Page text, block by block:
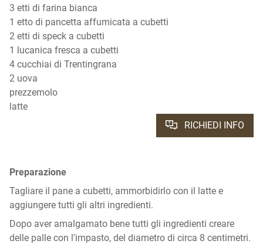
3 etti di farina bianca
1 etto di pancetta affumicata a cubetti
2 etti di speck a cubetti
1 lucanica fresca a cubetti
4 cucchiai di Trentingrana
2 uova
prezzemolo
latte
RICHIEDI INFO
Preparazione
Tagliare il pane a cubetti, ammorbidirlo con il latte e
aggiungere tutti gli altri ingredienti.
Dopo aver amalgamato bene tutti gli ingredienti creare
delle palle con l'impasto, del diametro di circa 8 centimetri.